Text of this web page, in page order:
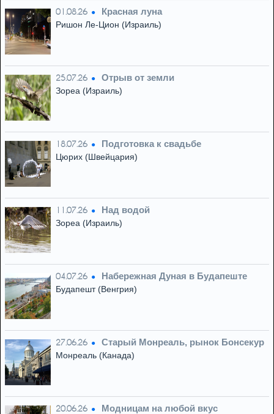
01.08.26 Красная луна
Ришон Ле-Цион (Израиль)
25.07.26 Отрыв от земли
Зореа (Израиль)
18.07.26 Подготовка к свадьбе
Цюрих (Швейцария)
11.07.26 Над водой
Зореа (Израиль)
04.07.26 Набережная Дуная в Будапеште
Будапешт (Венгрия)
27.06.26 Старый Монреаль, рынок Бонсекур
Монреаль (Канада)
20.06.26 Модницам на любой вкус